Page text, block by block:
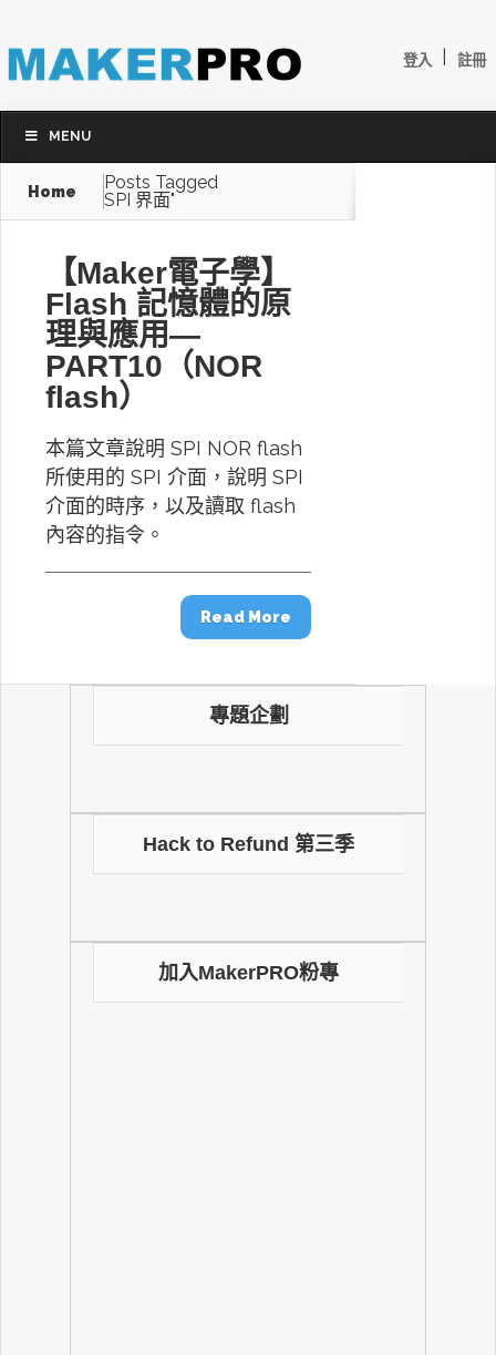
登入 註冊
MENU
Home
Posts Tagged
SPI 界面"
【Maker電子學】
Flash 記憶體的原
理與應用—
PART10（NOR
flash）
本篇文章說明 SPI NOR flash
所使用的 SPI 介面，說明 SPI
介面的時序，以及讀取 flash
內容的指令。
Read More
專題企劃
Hack to Refund 第三季
加入MakerPRO粉專